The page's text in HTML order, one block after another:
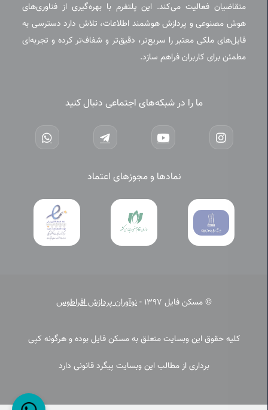
متقاضیان فعالیت می‌کند. این پلتفرم با بهره‌گیری از فناوری‌های
هوش مصنوعی و پردازش هوشمند اطلاعات، تلاش دارد دسترسی به
فایل‌های ملکی معتبر را سریع‌تر، دقیق‌تر و شفاف‌تر کرده و تجربه‌ای
مطمئن برای کاربران فراهم سازد.
ما را در شبکه‌های اجتماعی دنبال کنید
نمادها و مجوزهای اعتماد
© مسکن فایل 1397 - نوآوران پردازش افراطوس
کلیه حقوق این وبسایت متعلق به مسکن فایل بوده و هرگونه کپی
برداری از مطالب این وبسایت پیگرد قانونی دارد